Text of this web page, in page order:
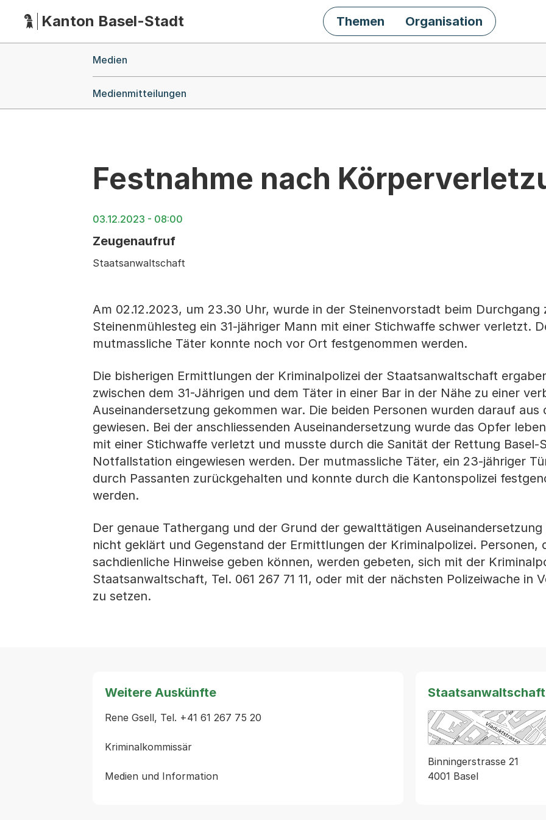
HauptnavigationKanton Basel-Stadt Themen Organisation
Medien
Medienmitteilungen
Festnahme nach
03.12.2023 - 08:00
Zeugenaufruf
Staatsanwaltschaft
Am 02.12.2023, um 23.30 Uhr, wurde in der Steinenvorstadt beim Durchgang
Steinenmühlesteg ein 31-jähriger Mann mit einer Stichwaffe schwer verletzt.
mutmassliche Täter konnte noch vor Ort festgenommen werden.
Die bisherigen Ermittlungen der Kriminalpolizei der Staatsanwaltschaft
zwischen dem 31-Jährigen und dem Täter in einer Bar in der Nähe zu einer
Auseinandersetzung gekommen war. Die beiden Personen wurden darauf aus
gewiesen. Bei der anschliessenden Auseinandersetzung wurde das Opfer
mit einer Stichwaffe verletzt und musste durch die Sanität der Rettung Basel-
Notfallstation eingewiesen werden. Der mutmassliche Täter, ein 23-jähriger
durch Passanten zurückgehalten und konnte durch die Kantonspolizei
werden.
Der genaue Tathergang und der Grund der gewalttätigen Auseinandersetzung
nicht geklärt und Gegenstand der Ermittlungen der Kriminalpolizei. Personen,
sachdienliche Hinweise geben können, werden gebeten, sich mit der
Staatsanwaltschaft, Tel. 061 267 71 11, oder mit der nächsten Polizeiwache in
zu setzen.
Weitere Auskünfte
Rene Gsell, Tel. +41 61 267 75 20
Kriminalkommissär
Staatsanwaltschaft
Binningerstrasse 21
4001 Basel